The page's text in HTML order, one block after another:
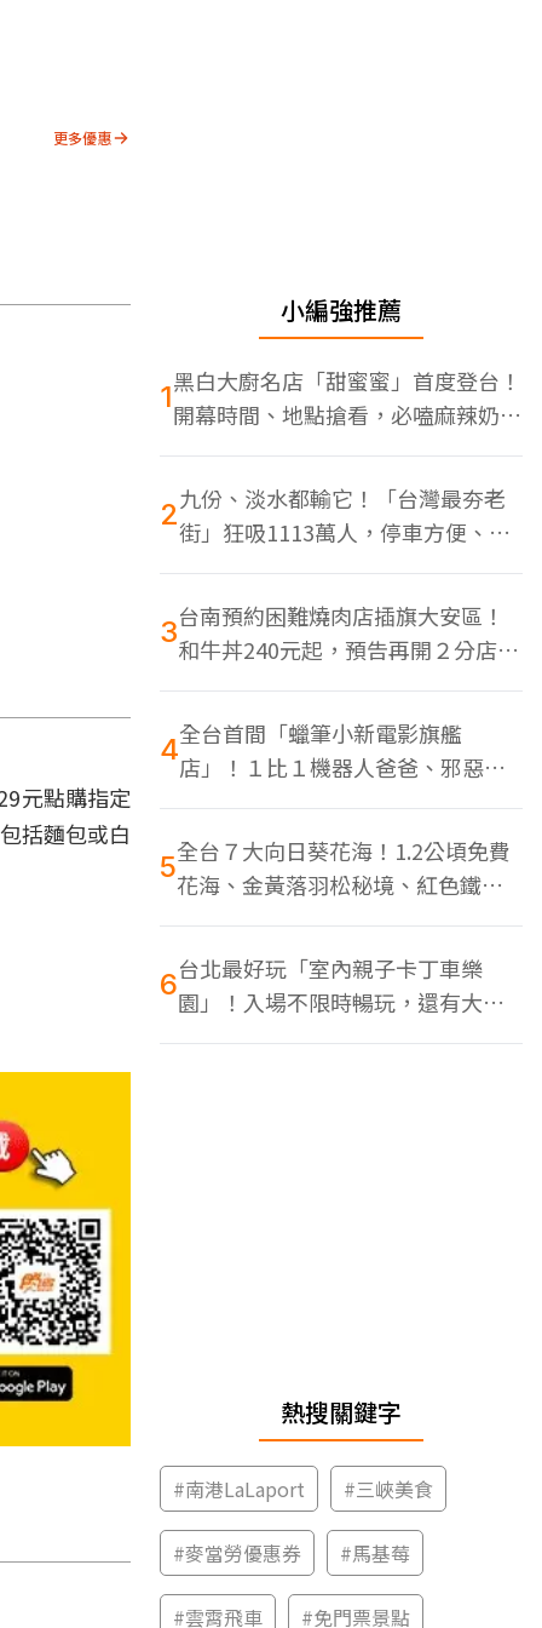
更多優惠
元點購指定
括麵包或白
小編強推薦
1黑白大廚名店「甜蜜蜜」首度登台！
開幕時間、地點搶看，必嗑麻辣奶油
蝦
2九份、淡水都輸它！「台灣最夯老
街」狂吸1113萬人，停車方便、特
色美食多
3台南預約困難燒肉店插旗大安區！
和牛丼240元起，預告再開２分店、
地點曝光
4全台首間「蠟筆小新電影旗艦
店」！１比１機器人爸爸、邪惡正
男，百款周邊買翻
5全台７大向日葵花海！1.2公頃免費
花海、金黃落羽松秘境、紅色鐵橋
同框
6台北最好玩「室內親子卡丁車樂
園」！入場不限時暢玩，還有大螢
幕Switch遊戲區
熱搜關鍵字
#南港LaLaport #三峽美食
#麥當勞優惠券 #馬基莓
#雲霄飛車 #免門票景點